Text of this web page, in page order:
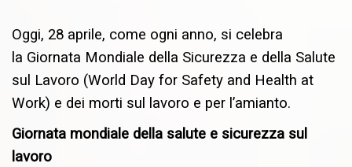
Oggi, 28 aprile, come ogni anno, si celebra
la Giornata Mondiale della Sicurezza e della Salute
sul Lavoro (World Day for Safety and Health at
Work) e dei morti sul lavoro e per l’amianto.
Giornata mondiale della salute e sicurezza sul
lavoro